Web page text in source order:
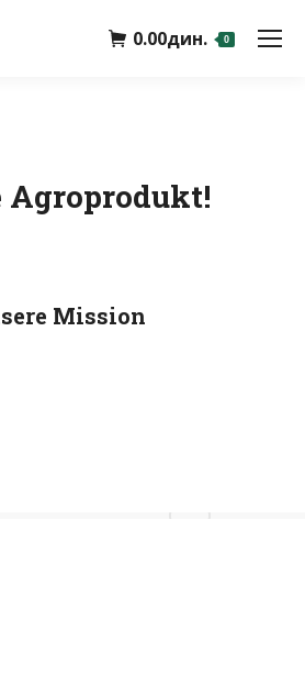
0.00дин. 0
Agroprodukt!
Mission